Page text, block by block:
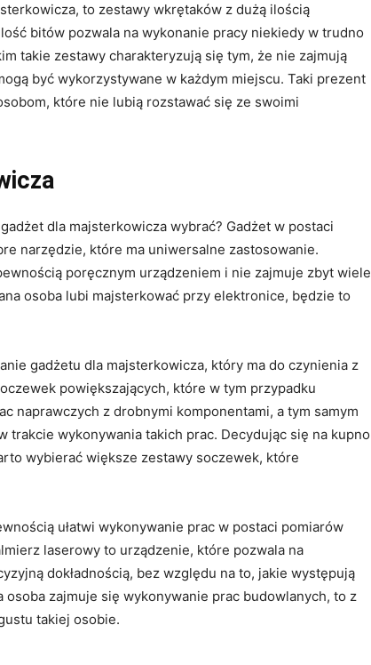
to zestawy wkrętaków z dużą ilością
bitów pozwala na wykonanie pracy niekiedy w trudno
takie zestawy charakteryzują się tym, że nie zajmują
być wykorzystywane w każdym miejscu. Taki prezent
które nie lubią rozstawać się ze swoimi
dla majsterkowicza wybrać? Gadżet w postaci
narzędzie, które ma uniwersalne zastosowanie.
poręcznym urządzeniem i nie zajmuje zbyt wiele
osoba lubi majsterkować przy elektronice, będzie to
gadżetu dla majsterkowicza, który ma do czynienia z
powiększających, które w tym przypadku
naprawczych z drobnymi komponentami, a tym samym
trakcie wykonywania takich prac. Decydując się na kupno
wybierać większe zestawy soczewek, które
ułatwi wykonywanie prac w postaci pomiarów
laserowy to urządzenie, które pozwala na
dokładnością, bez względu na to, jakie występują
zajmuje się wykonywanie prac budowlanych, to z
takiej osobie.